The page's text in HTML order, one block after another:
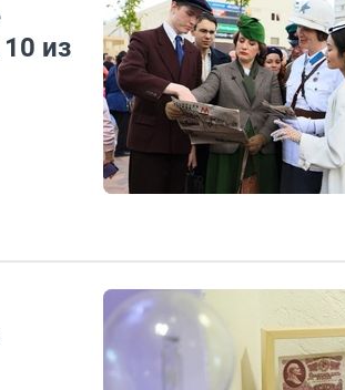
из